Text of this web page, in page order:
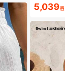
편안
니멀
, 비치
, 카
거의 매진!
5,039원